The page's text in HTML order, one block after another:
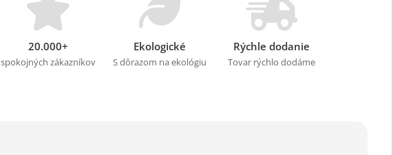
20.000+
spokojných zákazníkov
Ekologické
S dôrazom na ekológiu
Rýchle dodanie
Tovar rýchlo dodáme